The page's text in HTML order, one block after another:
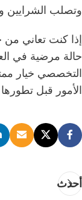
وتصلب الشرايين
إذا كنت تعاني من
حالة مرضية في
التخصصي خيار
الأمور قبل
أحدث